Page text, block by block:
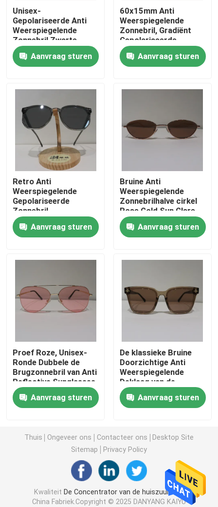
Huis
Producten
Ongeveer ons
Contacteer ons
Nieuws
Gevallen
Verzoek om een Citaat
Medische Zuurstofconcentrator
de concentrator van de reiszuurstof
de hoge concentrator van de stroomzuurstof
Draagbare Verstuiversmachines
Medische Zuigingsapparaten
De Verzadigingsmonitor van de huiszuurstof
Huishouden Digitale Thermometer
Huishoudenbloeddrukmeter
Unisex-
Gepolariseerde Anti
Weerspiegelende
Zonnebril Zwarte
148mm niet Glans
Aanvraag sturen
60x15mm Anti
Weerspiegelende
Zonnebril, Gradiënt
Gepolariseerde
Antiglanszonnebril
Aanvraag sturen
Retro Anti
Weerspiegelende
Gepolariseerde
Zonnebril,
Doorzichtige Glans
Bestand Zonnebril
Aanvraag sturen
Bruine Anti
Weerspiegelende
Zonnebrilhalve cirkel
Rose Gold Sun Glare
Glasses
Aanvraag sturen
Proef Roze, Unisex-
Ronde Dubbele de
Brugzonnebril van Anti
Reflective Sunglasses
Aanvraag sturen
De klassieke Bruine
Doorzichtige Anti
Weerspiegelende
Deklaag van de
Antiglanszonnebril
Aanvraag sturen
Thuis Ongeveer ons Contacteer ons
Desktop Site
Sitemap
Privacy Policy
Kwaliteit De Concentrator van de huiszuurstof
China Fabriek.Copyright © 2025 DANYANG KAIYU